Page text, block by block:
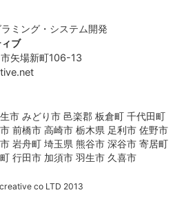
ミング・システム開発
ブ
矢場新町106-13
市 みどり市 邑楽郡 板倉町 千代田町
前橋市 高崎市 栃木県 足利市 佐野市
岩舟町 埼玉県 熊谷市 深谷市 寄居町
行田市 加須市 羽生市 久喜市
co LTD 2013